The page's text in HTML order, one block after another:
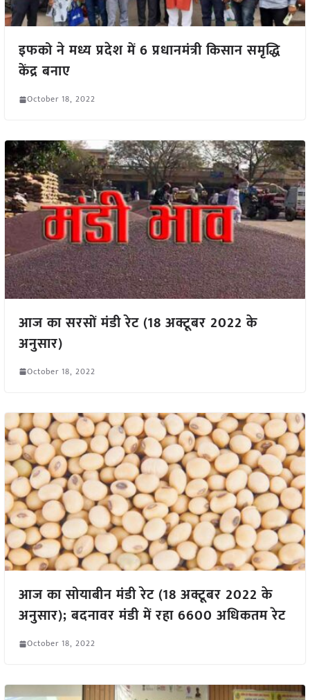
इफको ने मध्य प्रदेश में 6 प्रधानमंत्री किसान समृद्धि
केंद्र बनाए
October 18, 2022
आज का सरसों मंडी रेट (18 अक्टूबर 2022 के
अनुसार)
October 18, 2022
आज का सोयाबीन मंडी रेट (18 अक्टूबर 2022 के
अनुसार); बदनावर मंडी में रहा 6600 अधिकतम रेट
October 18, 2022